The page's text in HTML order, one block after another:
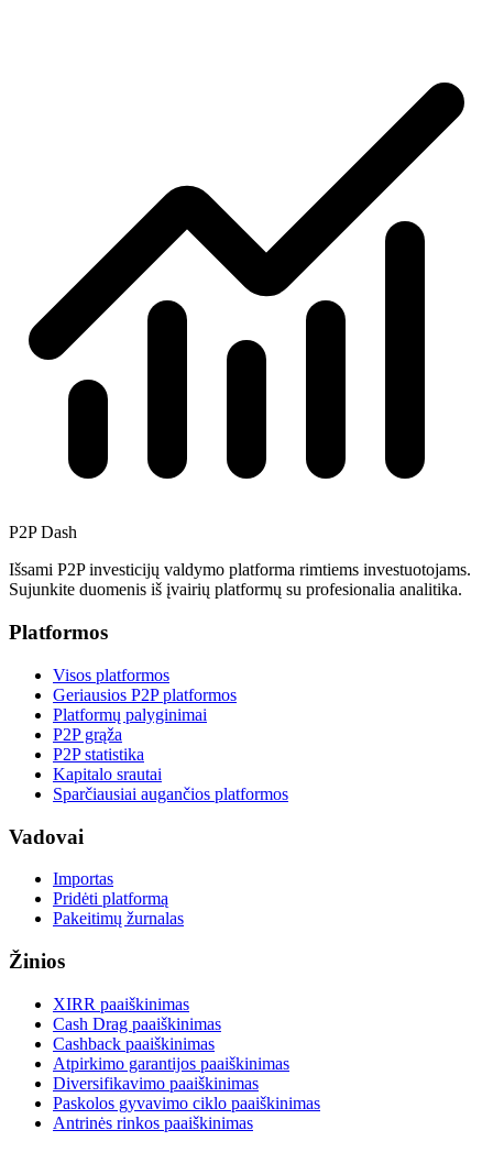
P2P Dash
Išsami P2P investicijų valdymo platforma rimtiems investuotojams.
Sujunkite duomenis iš įvairių platformų su profesionalia analitika.
Platformos
Visos platformos
Geriausios P2P platformos
Platformų palyginimai
P2P grąža
P2P statistika
Kapitalo srautai
Sparčiausiai augančios platformos
Vadovai
Importas
Pridėti platformą
Pakeitimų žurnalas
Žinios
XIRR paaiškinimas
Cash Drag paaiškinimas
Cashback paaiškinimas
Atpirkimo garantijos paaiškinimas
Diversifikavimo paaiškinimas
Paskolos gyvavimo ciklo paaiškinimas
Antrinės rinkos paaiškinimas